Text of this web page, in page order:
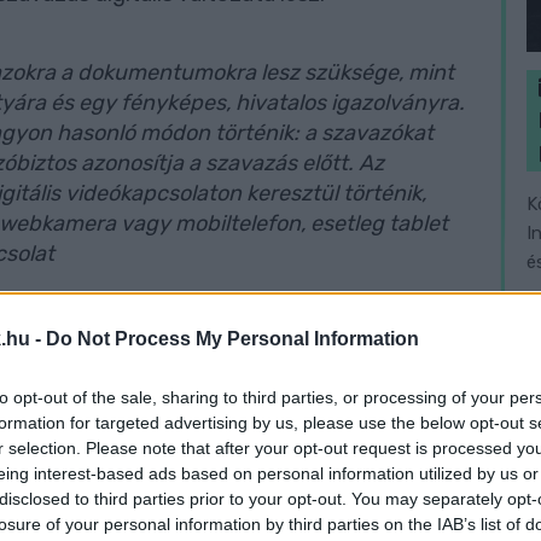
- Do Not Process My Personal Information
opt-out of the sale, sharing to third parties, or processing of your
for targeted advertising by us, please use the below opt-out
selection. Please note that after your opt-out request is processed
interest-based ads based on personal information utilized by us
to third parties prior to your opt-out. You may separately
of your personal information by third parties on the IAB’s list of
a dokumentumokra lesz szüksége, mint
és egy fényképes, hivatalos igazolványra.
hasonló módon történik: a szavazókat
azonosítja a szavazás előtt. Az
videókapcsolaton keresztül történik,
vagy mobiltelefon, esetleg tablet
ezért online szavazás esetén – a
is segíti a gördülékeny lebonyolítást. Az
napon, azaz 2021. szeptember 13-án indult el
délelőtt 10 és este 19 óra között van